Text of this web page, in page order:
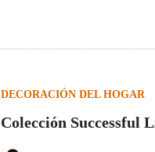
DECORACIÓN DEL HOGAR
Colección Successful